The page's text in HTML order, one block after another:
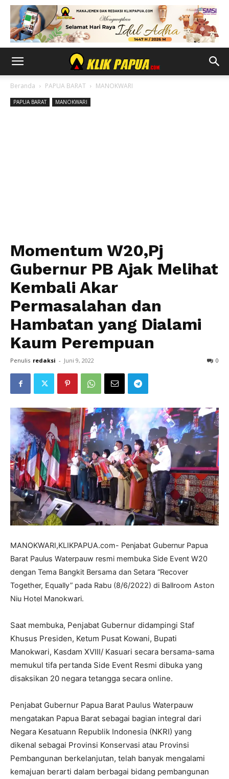
Beranda PAPUA BARAT MANOKWARI
PAPUA BARAT MANOKWARI
Momentum W20,Pj
Gubernur PB Ajak Melihat
Kembali Akar
Permasalahan dan
Hambatan yang Dialami
Kaum Perempuan
Penulis redaksi - Juni 9, 2022 0
MANOKWARI,KLIKPAPUA.com- Penjabat Gubernur Papua
Barat Paulus Waterpauw resmi membuka Side Event W20
dengan Tema Bangkit Bersama dan Setara “Recover
Together, Equally” pada Rabu (8/6/2022) di Ballroom Aston
Niu Hotel Manokwari.
Saat membuka, Penjabat Gubernur didampingi Staf
Khusus Presiden, Ketum Pusat Kowani, Bupati
Manokwari, Kasdam XVIII/ Kasuari secara bersama-sama
memukul tifa pertanda Side Event Resmi dibuka yang
disaksikan 20 negara tetangga secara online.
Penjabat Gubernur Papua Barat Paulus Waterpauw
mengatakan Papua Barat sebagai bagian integral dari
Negara Kesatuann Republik Indonesia (NKRI) yang
dikenal sebagai Provinsi Konservasi atau Provinsi
Pembangunan berkelanjutan, telah banyak mengalami
kemajuan berarti dalam berbagai bidang pembangunan